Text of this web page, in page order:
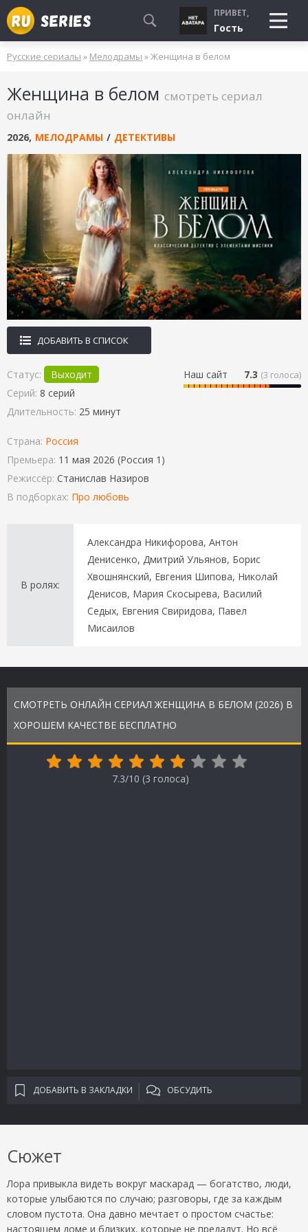
СМОТРЮ
БУДУ СМОТРЕТЬ
УЖЕ СМОТРЕЛ
ПРИВЕТ,
Гость
Русские сериалы » Мелодрамы » Женщина в белом
Женщина в белом смотреть сериал
онлайн
2026, МЕЛОДРАМЫ / ДЕТЕКТИВЫ
ДОБАВИТЬ В СПИСОК
Наш сайт 7.3 (3 голоса)
Статус:
Выходит
Серий: 8 серий
Длительность: 25 минут
Страна: Россия
Премьера: 11 мая 2026 (Россия 1)
Режиссёр: Станислав Назиров
В подборках: Про любовь
В ролях:
Александра Никифорова, Антон
Денисенко, Дмитрий Ульянов, Борис
Хвошнянский, Евгения Шипова, Николай
Денисов, Мария Скосырева, Василий
Седых, Евгения Свиридова, Павел
Мисаилов
СМОТРЕТЬ ОНЛАЙН СЕРИАЛ ЖЕНЩИНА В БЕЛОМ (2026) В
ХОРОШЕМ КАЧЕСТВЕ БЕСПЛАТНО
7.3/10 (3 голоса)
ДОБАВИТЬ В ЗАКЛАДКИ ОБСУДИТЬ
Сюжет
Лора привыкла видеть вокруг маскарад — богатство, люди,
которые улыбаются по случаю; разговоры, где за каждым
словом пустота. Она давно мечтает о простом счастье:
настоящем доме и близких, которые не предадут. Но всё